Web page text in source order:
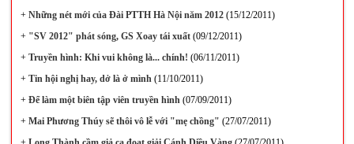
+Những nét mới của Đài PTTH Hà Nội năm 2012(15/12/2011)
+"SV 2012" phát sóng, GS Xoay tái xuất(09/12/2011)
+Truyền hình: Khi vui không là... chính! (06/11/2011)
+Tin hội nghị hay, dở là ở mình(11/10/2011)
+Để làm một biên tập viên truyền hình(07/09/2011)
+Mai Phương Thúy sẽ thôi vô lễ với "mẹ chồng" (27/07/2011)